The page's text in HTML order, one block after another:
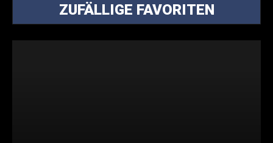
ZUFÄLLIGE FAVORITEN